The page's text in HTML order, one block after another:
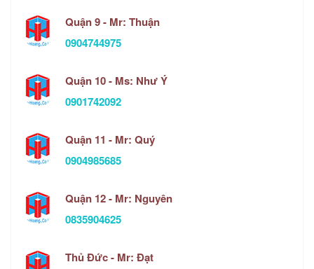
Quận 9 - Mr: Thuận
0904744975
Quận 10 - Ms: Như Ý
0901742092
Quận 11 - Mr: Quý
0904985685
Quận 12 - Mr: Nguyên
0835904625
Thủ Đức - Mr: Đạt